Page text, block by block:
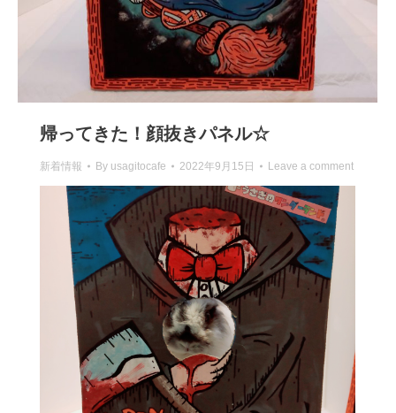
帰ってきた！顔抜きパネル☆
新着情報 By usagitocafe 2022年9月15日 Leave a comment